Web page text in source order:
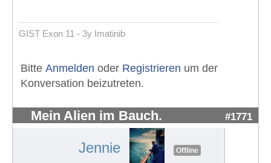
GIST Exon 11 - 3y Imatinib
Bitte Anmelden oder Registrieren um der
Konversation beizutreten.
Mein Alien im Bauch. #1771
Jennie Offline